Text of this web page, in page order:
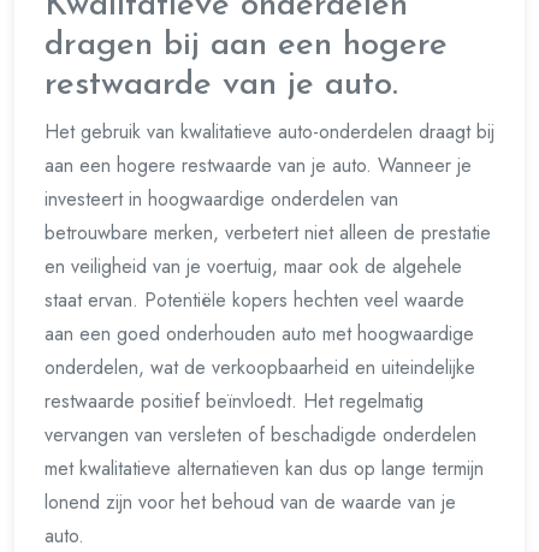
dragen bij aan een hogere
restwaarde van je auto.
Het gebruik van kwalitatieve auto-onderdelen draagt bij
aan een hogere restwaarde van je auto. Wanneer je
investeert in hoogwaardige onderdelen van
betrouwbare merken, verbetert niet alleen de prestatie
en veiligheid van je voertuig, maar ook de algehele
staat ervan. Potentiële kopers hechten veel waarde
aan een goed onderhouden auto met hoogwaardige
onderdelen, wat de verkoopbaarheid en uiteindelijke
restwaarde positief beïnvloedt. Het regelmatig
vervangen van versleten of beschadigde onderdelen
met kwalitatieve alternatieven kan dus op lange termijn
lonend zijn voor het behoud van de waarde van je
auto.